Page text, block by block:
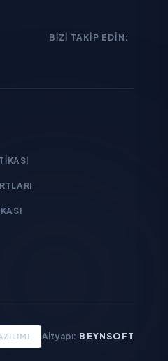
BIZI TAKIP EDIN:
Altyapı: BEYNSOFT